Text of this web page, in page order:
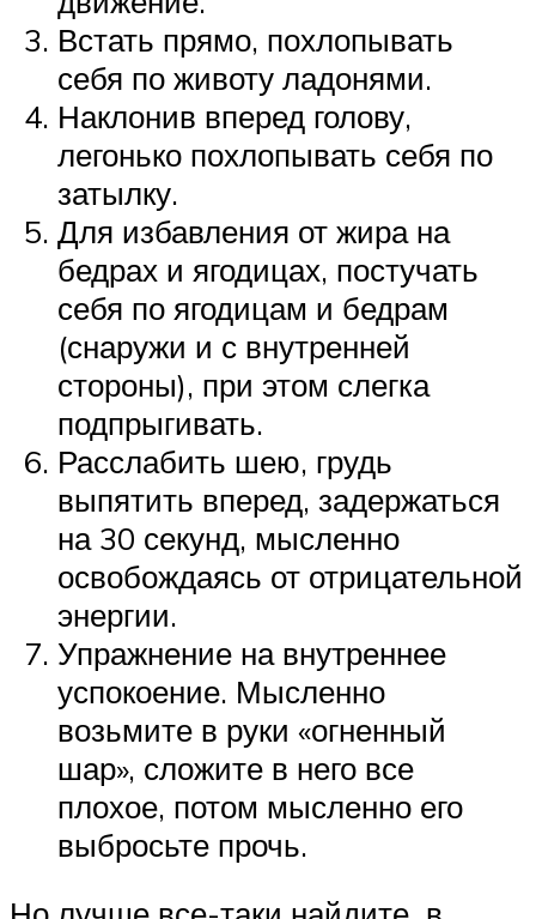
Встать прямо, похлопывать
себя по животу ладонями.
Наклонив вперед голову,
легонько похлопывать себя по
затылку.
Для избавления от жира на
бедрах и ягодицах, постучать
себя по ягодицам и бедрам
(снаружи и с внутренней
стороны), при этом слегка
подпрыгивать.
Расслабить шею, грудь
выпятить вперед, задержаться
на 30 секунд, мысленно
освобождаясь от отрицательной
энергии.
Упражнение на внутреннее
успокоение. Мысленно
возьмите в руки «огненный
шар», сложите в него все
плохое, потом мысленно его
выбросьте прочь.